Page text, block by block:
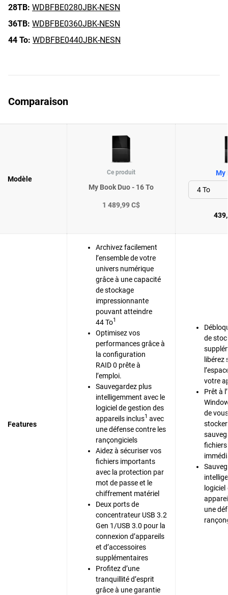
28TB: WDBFBE0280JBK-NESN
36TB: WDBFBE0360JBK-NESN
44 To: WDBFBE0440JBK-NESN
Comparaison
Modèle
Ce produit
My Book Duo - 16 To
1 489,99 C$
My
Features
Archivez facilement
l’ensemble de votre
univers numérique
grâce à une capacité
de stockage
impressionnante
pouvant atteindre
44 To1
Optimisez vos
performances grâce à
la configuration
RAID 0 prête à
l’emploi.
Sauvegardez plus
intelligemment avec le
logiciel de gestion des
appareils inclus1 avec
une défense contre les
rançongiciels
Aidez à sécuriser vos
fichiers importants
avec la protection par
mot de passe et le
chiffrement matériel
Deux ports de
concentrateur USB 3.2
Gen 1/USB 3.0 pour la
connexion d’appareils
et d’accessoires
supplémentaires
Profitez d’une
tranquillité d’esprit
grâce à une garantie
de
libérez
votre
Prêt à
de
fichiers
logiciel
une